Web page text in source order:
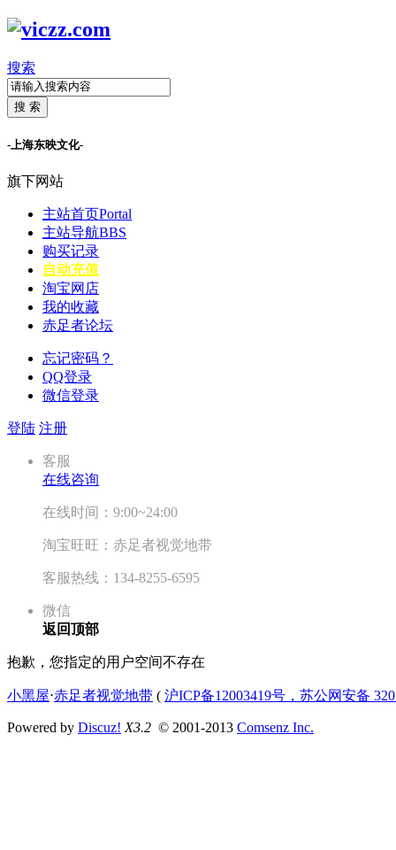
搜索
搜 索
-上海东映文化-
旗下网站
主站首页Portal
主站导航BBS
购买记录
自动充值
淘宝网店
我的收藏
赤足者论坛
忘记密码？
QQ登录
微信登录
登陆 注册
客服
在线咨询
在线时间：9:00~24:00
淘宝旺旺：赤足者视觉地带
客服热线：134-8255-6595
微信
返回顶部
抱歉，您指定的用户空间不存在
小黑屋⋅赤足者视觉地带 ( 沪ICP备12003419号，苏公网安备
Powered by Discuz! X3.2 © 2001-2013 Comsenz Inc.